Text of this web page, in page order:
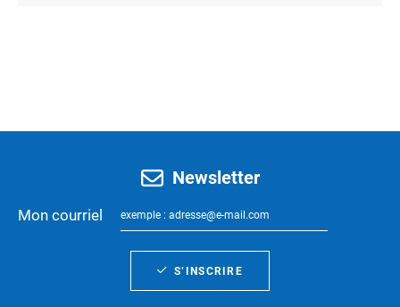
Newsletter
Mon courriel
S’INSCRIRE